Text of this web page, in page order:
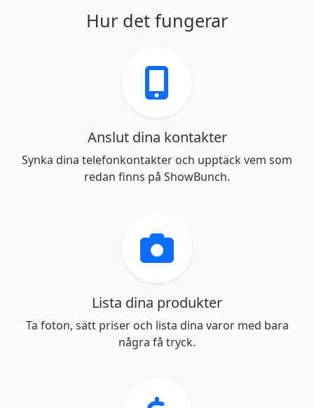
Hur det fungerar
Anslut dina kontakter
Synka dina telefonkontakter och upptäck vem som
redan finns på ShowBunch.
Lista dina produkter
Ta foton, sätt priser och lista dina varor med bara
några få tryck.